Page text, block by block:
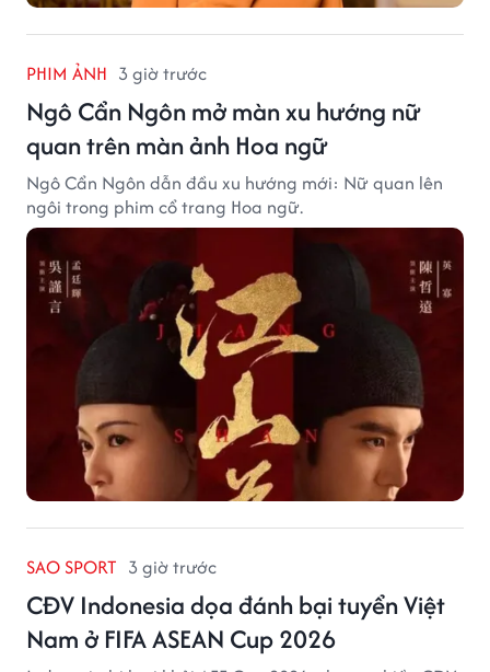
PHIM ẢNH 3 giờ trước
Ngô Cẩn Ngôn mở màn xu hướng nữ
quan trên màn ảnh Hoa ngữ
Ngô Cẩn Ngôn dẫn đầu xu hướng mới: Nữ quan lên
ngôi trong phim cổ trang Hoa ngữ.
SAO SPORT 3 giờ trước
CĐV Indonesia dọa đánh bại tuyển Việt
Nam ở FIFA ASEAN Cup 2026